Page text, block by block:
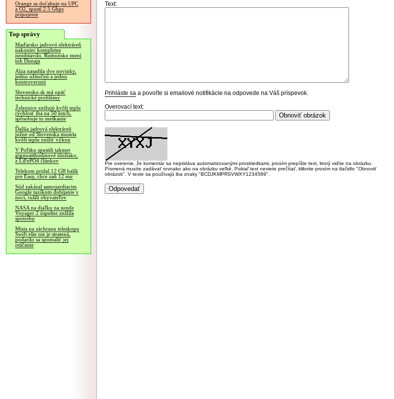
Orange sa doťahuje na UPC
a O2, spustí 2.5 Gbps
pripojenie
Top správy
Maďarsko jadrovú elektráreň
nakoniec kompletne
neodstavilo, Rumunsko mení
tok Dunaja
Alza nasadila dve novinky,
jednu užitočnú a jednu
kontroverznú
Slovensko.sk má opäť
technické problémy
Železnice znižujú kvôli teplu
rýchlosť iba na 50 km/h,
spôsobuje to meškanie
Ďalšia jadrová elektráreň
južne od Slovenska musela
kvôli teplu znížiť výkon
V Poľsku spustili takmer
gigawatthodinové úložisko,
z LiFePO4 článkov
Telekom pridal 12 GB balík
pre Easy, chce zaň 12 eur
Súd zakázal samojazdiacim
Google taxíkom dobíjanie v
noci, rušili obyvateľov
NASA na diaľku na sonde
Voyager 2 úspešne znížila
spotrebu
Misia na záchranu teleskopu
Swift ešte nie je stratená,
podarilo sa spomaliť jej
otáčanie
Text:
Prihláste sa a povoľte si emailové notifikácie na odpovede na Váš príspevok.
Overovací text:
Pre overenie, že komentár sa nepridáva automatizovanými prostriedkami, prosím prepíšte text, ktorý vidíte na obrázku.
Písmená musíte zadávať rovnako ako na obrázku veľké. Pokiaľ text neviete prečítať, kliknite prosím na tlačidlo "Obnoviť
obrázok". V texte sa používajú iba znaky "BCDJKMPRSVWXY1234589".